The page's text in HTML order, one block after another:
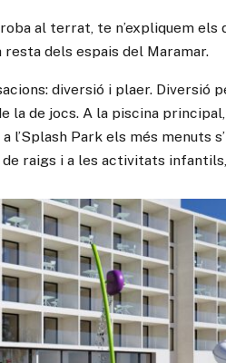
al terrat, te n’expliquem els
dels espais del Maramar.
diversió i plaer. Diversió
la de jocs. A la piscina
Park els més menuts
raigs i a les activitats